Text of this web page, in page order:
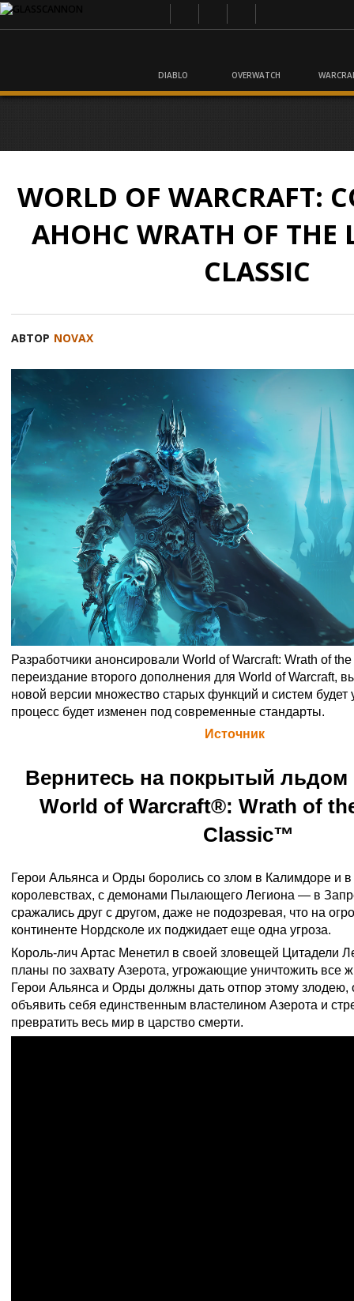
DIABLO OVERWATCH
WORLD OF
АНОНС WRATH OF THE
CLASSIC
АВТОР NOVAX
Разработчики анонсировали World of Warcraft: Wrath of
переиздание второго дополнения для World of Warcraft,
новой версии множество старых функций и систем будет
процесс будет изменен под современные стандарты.
Источник
Вернитесь на покрытый льдом
World of Warcraft®: Wrath of
Classic™
Герои Альянса и Орды боролись со злом в Калимдоре и
королевствах, с демонами Пылающего Легиона — в
сражались друг с другом, даже не подозревая, что на
континенте Нордсколе их поджидает еще одна угроза.
Король-лич Артас Менетил в своей зловещей Цитадели
планы по захвату Азерота, угрожающие уничтожить все
Герои Альянса и Орды должны дать отпор этому
объявить себя единственным властелином Азерота и
превратить весь мир в царство смерти.